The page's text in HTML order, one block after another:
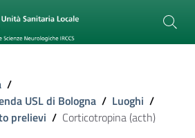
/
USL di Bologna / Luoghi /
prelievi / Corticotropina (acth)